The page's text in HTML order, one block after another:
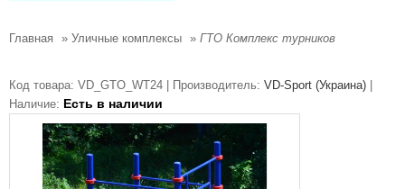
Главная » Уличные комплексы » ГТО Комплекс турников
Код товара: VD_GTO_WT24 | Производитель: VD-Sport (Украина)
Наличие: Есть в наличии